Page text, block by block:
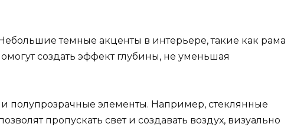
темные акценты в интерьере, такие как рама
создать эффект глубины, не уменьшая
полупрозрачные элементы. Например, стеклянные
пропускать свет и создавать воздух, визуально